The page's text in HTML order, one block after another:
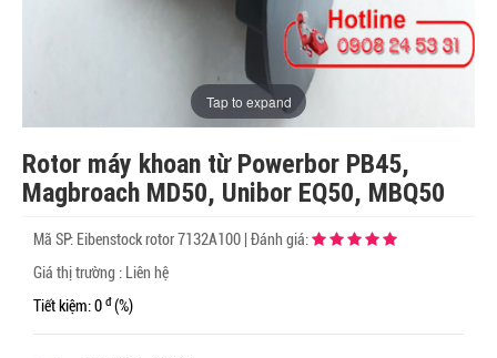
Tap to expand
Rotor máy khoan từ Powerbor PB45,
Magbroach MD50, Unibor EQ50, MBQ50
Mã SP: Eibenstock rotor 7132A100 Đánh giá:
Giá thị trường : Liên hệ
Tiết kiệm: 0 đ (%)